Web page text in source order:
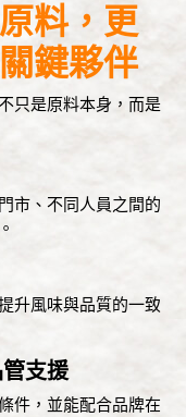
料，更
鍵夥伴
只是原料本身，而是
市、不同人員之間的
升風味與品質的一致
支援
件 ，並能配合品牌在